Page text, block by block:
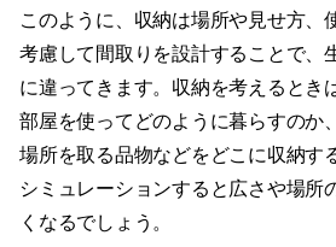
このように、収納は場所や見せ方、
考慮して間取りを設計することで、
に違ってきます。収納を考えるとき
部屋を使ってどのように暮らすのか
場所を取る品物などをどこに収納す
シミュレーションすると広さや場所
くなるでしょう。